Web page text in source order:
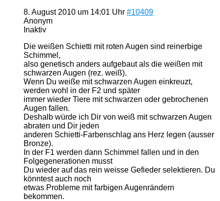
8. August 2010 um 14:01 Uhr #10409
Anonym
Inaktiv
Die weißen Schietti mit roten Augen sind reinerbige
Schimmel,
also genetisch anders aufgebaut als die weißen mit
schwarzen Augen (rez. weiß).
Wenn Du weiße mit schwarzen Augen einkreuzt,
werden wohl in der F2 und später
immer wieder Tiere mit schwarzen oder gebrochenen
Augen fallen.
Deshalb würde ich Dir von weiß mit schwarzen Augen
abraten und Dir jeden
anderen Schietti-Farbenschlag ans Herz legen (ausser
Bronze).
In der F1 werden dann Schimmel fallen und in den
Folgegenerationen musst
Du wieder auf das rein weisse Gefieder selektieren. Du
könntest auch noch
etwas Probleme mit farbigen Augenrändern
bekommen.